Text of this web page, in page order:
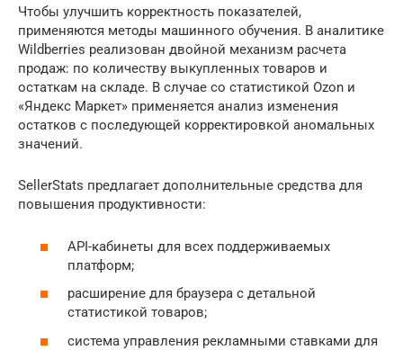
Чтобы улучшить корректность показателей,
применяются методы машинного обучения. В аналитике
Wildberries реализован двойной механизм расчета
продаж: по количеству выкупленных товаров и
остаткам на складе. В случае со статистикой Ozon и
«Яндекс Маркет» применяется анализ изменения
остатков с последующей корректировкой аномальных
значений.
SellerStats предлагает дополнительные средства для
повышения продуктивности:
API-кабинеты для всех поддерживаемых
платформ;
расширение для браузера с детальной
статистикой товаров;
система управления рекламными ставками для